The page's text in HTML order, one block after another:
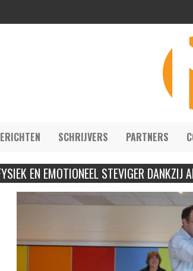
SCHRIJVERS PARTNERS
EN EMOTIONEEL STEVIGER DANKZIJ